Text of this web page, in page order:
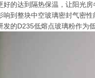
的达到隔热保温，让阳光
到整块中空玻璃密封气密
的D235低熔点玻璃粉作为低